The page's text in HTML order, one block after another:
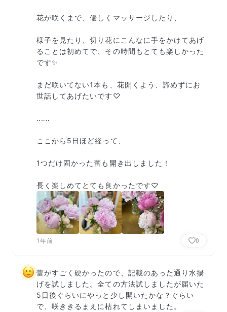
花が咲くまで、優しくマッサージしたり、
様子を見たり、切り花にこんなに手をかけてあげ
ることは初めてで、その時間もとても楽しかった
です✨
まだ咲いてない1本も、花開くよう、諦めずにお
世話してあげたいです♡
‥‥‥
ここから5日ほど経って、
1つだけ固かった蕾も開き出しました！
長く楽しめてとても良かったです♡
1年前 0
蕾がすごく硬かったので、記載のあった通り水揚
げを試しました。全ての方法試しましたが届いた
5日後ぐらいにやっと少し開いたかな？ぐらい
で、咲ききるまえに枯れてしまいました。